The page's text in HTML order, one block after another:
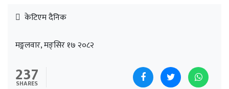
केटिएम दैनिक
मङ्गलवार, मङ्सिर १७ २०८२
237
SHARES